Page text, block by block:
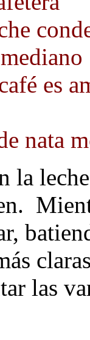
es
nata
la
las